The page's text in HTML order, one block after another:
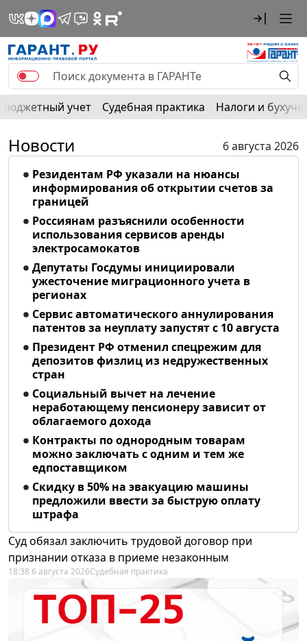
Бюджетный учет Судебная практика Налоги и
Новости
6 августа 2026
Резидентам РФ указали на нюансы
информирования об открытии счетов за
границей
Россиянам разъяснили особенности
использования сервисов аренды
электросамокатов
Депутаты Госдумы инициировали
ужесточение миграционного учета в
регионах
Сервис автоматического аннулирования
патентов за неуплату запустят с 10 августа
Президент РФ отменил спецрежим для
депозитов физлиц из недружественных
стран
Социальный вычет на лечение
неработающему пенсионеру зависит от
облагаемого дохода
Контракты по однородным товарам
можно заключать с одним и тем же
едпоставщиком
Скидку в 50% на эвакуацию машины
предложили ввести за быструю оплату
штрафа
Суд обязал заключить трудовой договор при
признании отказа в приеме незаконным
18:38 6 августа 2026Судебная практика